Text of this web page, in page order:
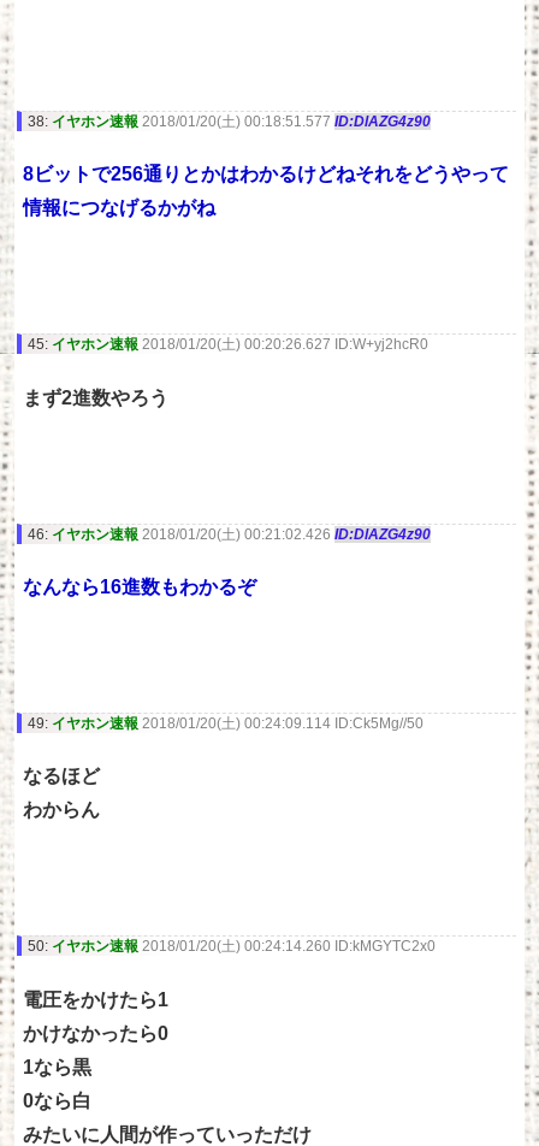
38: イヤホン速報 2018/01/20(土) 00:18:51.577 ID:DlAZG4z90
8ビットで256通りとかはわかるけどねそれをどうやって
情報につなげるかがね
45: イヤホン速報 2018/01/20(土) 00:20:26.627 ID:W+yj2hcR0
まず2進数やろう
46: イヤホン速報 2018/01/20(土) 00:21:02.426 ID:DlAZG4z90
なんなら16進数もわかるぞ
49: イヤホン速報 2018/01/20(土) 00:24:09.114 ID:Ck5Mg//50
なるほど
わからん
50: イヤホン速報 2018/01/20(土) 00:24:14.260 ID:kMGYTC2x0
電圧をかけたら1
かけなかったら0
1なら黒
0なら白
みたいに人間が作っていっただけ